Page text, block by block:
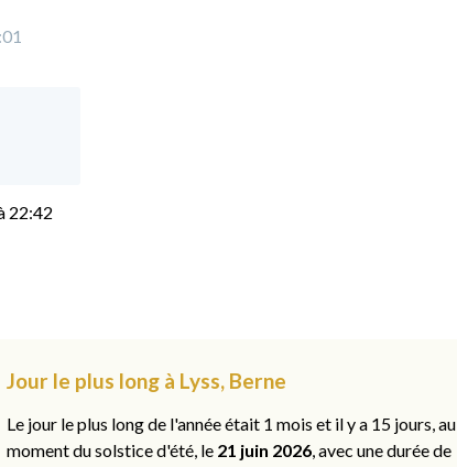
22:42
Jour le plus long à Lyss, Berne
Le jour le plus long de l'année était 1 mois et il y a 15 jours, au
moment du solstice d'été, le 21 juin 2026, avec une durée de